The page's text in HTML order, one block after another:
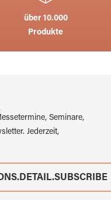
über 10.000
Produkte
Seminare,
Jederzeit,